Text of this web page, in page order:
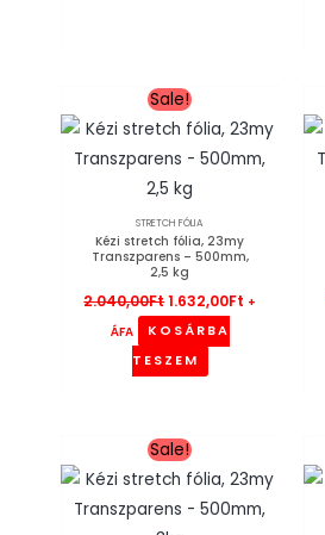
Sale!
STRETCH FÓLIA
Kézi stretch fólia, 23my
Transzparens – 500mm,
2,5 kg
2.040,00Ft
Original
price
was:
2.040,00Ft.
1.632,00Ft
is:
1.632,00Ft.
+
ÁFA
KOSÁRBA
TESZEM
Sale!
Original
price
was:
2.380,00Ft.
is:
1.904,00Ft.